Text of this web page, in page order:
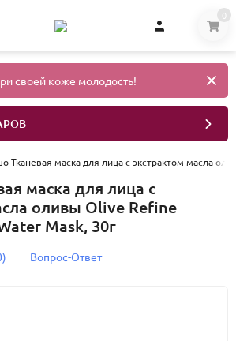
0
своей коже молодость!
Тканевая маска для лица с экстрактом масла
маска для лица с
оливы Olive Refine
Mask, 30г
Вопрос-Ответ